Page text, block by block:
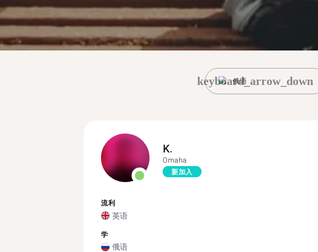
俄语
keyboard_arrow_down
K.
Omaha
新加入
流利
英语
学
俄语